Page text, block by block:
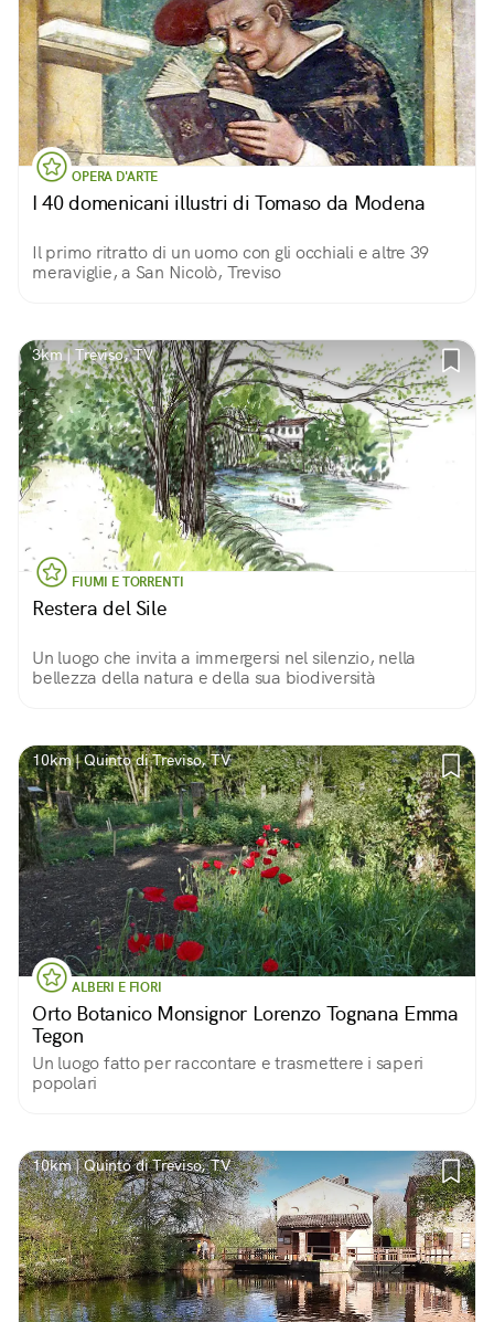
OPERA D'ARTE
I 40 domenicani illustri di Tomaso da Modena
Il primo ritratto di un uomo con gli occhiali e altre 39
meraviglie, a San Nicolò, Treviso
3km | Treviso, TV
FIUMI E TORRENTI
Restera del Sile
Un luogo che invita a immergersi nel silenzio, nella
bellezza della natura e della sua biodiversità
10km | Quinto di Treviso, TV
ALBERI E FIORI
Orto Botanico Monsignor Lorenzo Tognana Emma
Tegon
Un luogo fatto per raccontare e trasmettere i saperi
popolari
10km | Quinto di Treviso, TV